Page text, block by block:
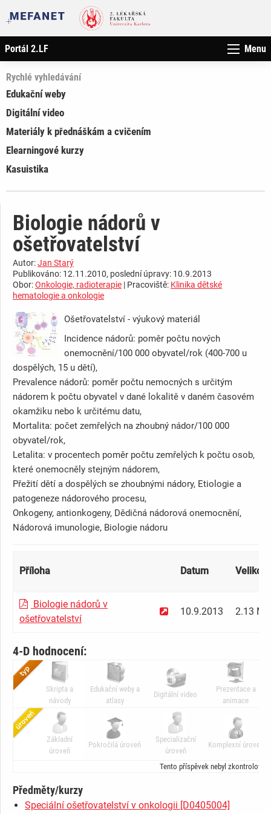
Portál 2.LF Menu
Rychlé vyhledávání
Edukační weby
Digitální video
Materiály k přednáškám a cvičením
Elearningové kurzy
Kasuistika
Biologie nádorů v
ošetřovatelství
Autor:Jan Starý
Publikováno: 12.11.2010, poslední úpravy: 10.9.2013
Obor:Onkologie, radioterapie | Pracoviště: Klinika dětské
hematologie a onkologie
Ošetřovatelství - výukový materiál
Incidence nádorů: poměr počtu nových
onemocnění/100 000 obyvatel/rok (400-700 u
dospělých, 15 u dětí),
Prevalence nádorů: poměr počtu nemocných s určitým
nádorem k počtu obyvatel v dané lokalitě v daném časovém
okamžiku nebo k určitému datu,
Mortalita: počet zemřelých na zhoubný nádor/100 000
obyvatel/rok,
Letalita: v procentech poměr počtu zemřelých k počtu osob,
které onemocněly stejným nádorem,
Přežití dětí a dospělých se zhoubnými nádory, Etiologie a
patogeneze nádorového procesu,
Onkogeny, antionkogeny, Dědičná nádorová onemocnění,
Nádorová imunologie, Biologie nádoru
Příloha Datum Velikost
Biologie nádorů v
ošetřovatelství
10.9.2013 2.13 MB
4-D hodnocení:
Skripta a
návody
Edukační weby a
atlasy
Digitální video
Prezentace a
animace
Základní
úroveň
Pokročilá úroveň
Specializační
úroveň
Komplexní úroveň
Tento příspěvek nebyl
Předměty/kurzy
Speciální ošetřovatelství v onkologii [D0405004]